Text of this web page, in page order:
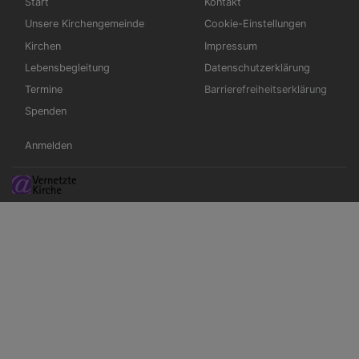
Unsere Kirchengemeinde
Kirchen
Lebensbegleitung
Termine
Spenden
Cookie-Einstellungen
Impressum
Datenschutzerklärung
Barrierefreiheitserklärung
Benutzermenü
Anmelden